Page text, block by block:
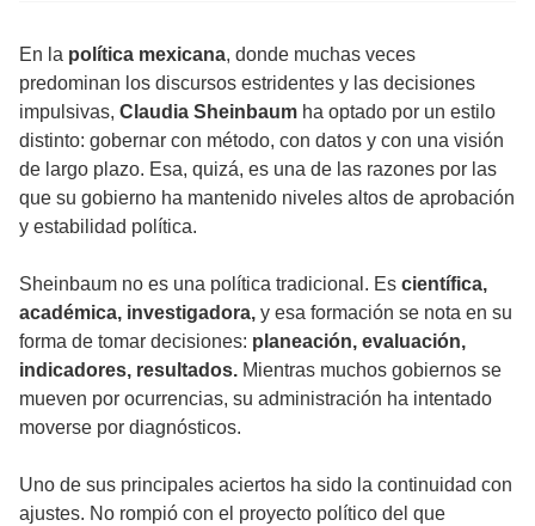
En la política mexicana, donde muchas veces
predominan los discursos estridentes y las decisiones
impulsivas, Claudia Sheinbaum ha optado por un estilo
distinto: gobernar con método, con datos y con una visión
de largo plazo. Esa, quizá, es una de las razones por las
que su gobierno ha mantenido niveles altos de aprobación
y estabilidad política.
Sheinbaum no es una política tradicional. Es científica,
académica, investigadora, y esa formación se nota en su
forma de tomar decisiones: planeación, evaluación,
indicadores, resultados. Mientras muchos gobiernos se
mueven por ocurrencias, su administración ha intentado
moverse por diagnósticos.
Uno de sus principales aciertos ha sido la continuidad con
ajustes. No rompió con el proyecto político del que